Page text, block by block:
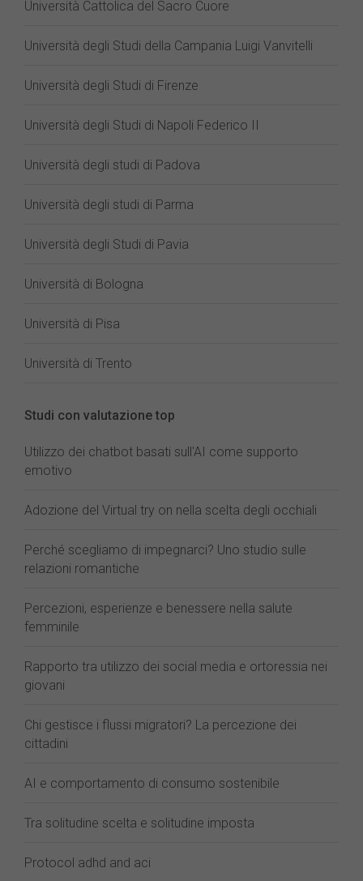
Università Cattolica del Sacro Cuore
Università degli Studi della Campania Luigi Vanvitelli
Università degli Studi di Firenze
Università degli Studi di Napoli Federico II
Università degli studi di Padova
Università degli studi di Parma
Università degli Studi di Pavia
Università di Bologna
Università di Pisa
Università di Trento
Studi con valutazione top
Utilizzo dei chatbot basati sull'AI come supporto
emotivo
Adozione del Virtual try on nella scelta degli occhiali
Perché scegliamo di impegnarci? Uno studio sulle
relazioni romantiche
Percezioni, esperienze e benessere nella salute
femminile
Rapporto tra utilizzo dei social media e ortoressia nei
giovani
Chi gestisce i flussi migratori? La percezione dei
cittadini
AI e comportamento di consumo sostenibile
Tra solitudine scelta e solitudine imposta
Protocol adhd and aci